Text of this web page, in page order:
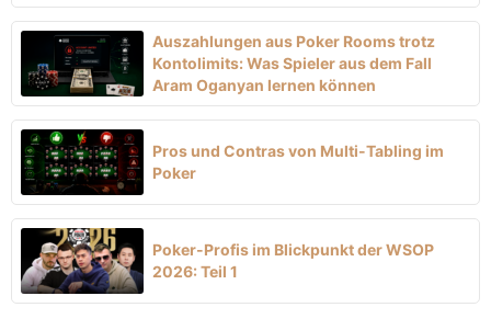
Auszahlungen aus Poker Rooms trotz
Kontolimits: Was Spieler aus dem Fall
Aram Oganyan lernen können
Pros und Contras von Multi-Tabling im
Poker
Poker-Profis im Blickpunkt der WSOP
2026: Teil 1